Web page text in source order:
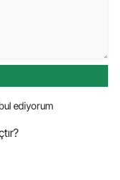
ediyorum